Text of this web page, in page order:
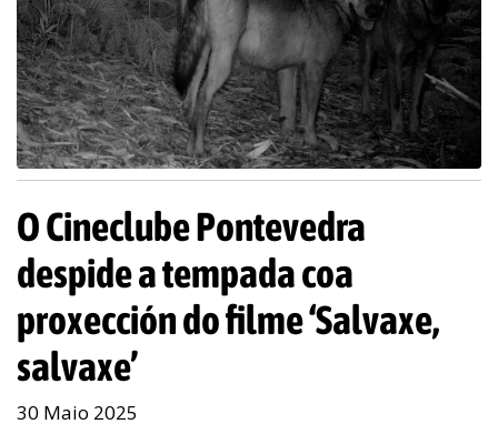
O Cineclube Pontevedra
despide a tempada coa
proxección do filme ‘Salvaxe,
salvaxe’
30 Maio 2025